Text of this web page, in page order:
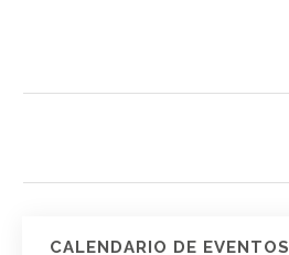
CALENDARIO DE EVENTOS